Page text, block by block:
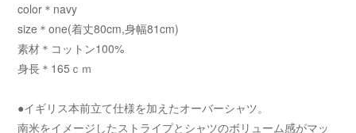
color＊navy
size＊one(着丈80cm,身幅81cm)
素材＊コットン100%
身長＊165ｃｍ
●イギリス本前立て仕様を加えたオーバーシャツ。
南米をイメージしたストライプとシャツのボリューム感がマッ